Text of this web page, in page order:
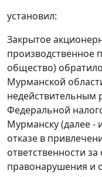
установил:
Закрытое
производственное
общество)
Мурманской
недействительным
Федеральной
Мурманску (далее -
отказе в
ответственности
правонарушения и